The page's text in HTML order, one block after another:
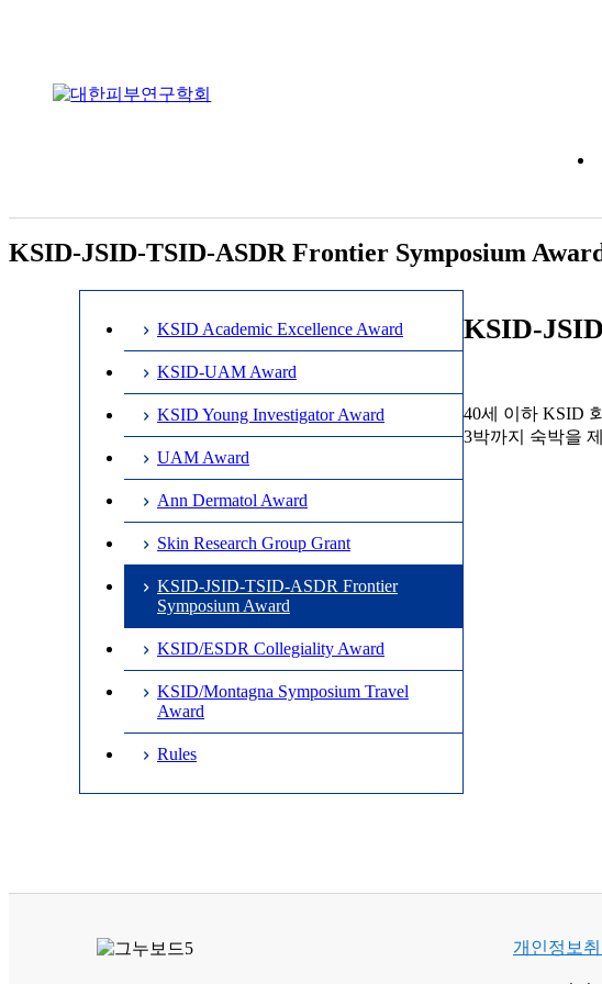
KSID-JSID-TSID-ASDR Frontier Symposium
KSID Academic Excellence Award
KSID-UAM Award
KSID Young Investigator Award
UAM Award
Ann Dermatol Award
Skin Research Group Grant
KSID-JSID-TSID-ASDR Frontier
Symposium Award
KSID/ESDR Collegiality Award
KSID/Montagna Symposium Travel
Award
Rules
KSID-
40세 이하 KSID
3박까지 숙박을
개인정보